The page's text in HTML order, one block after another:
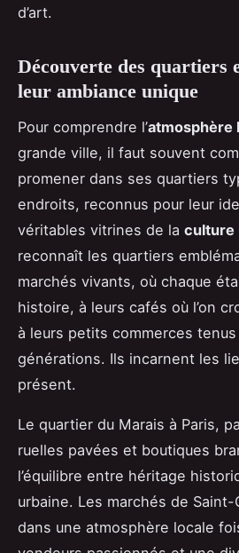
d’art.
Découverte des quartiers
leur ambiance unique
Pour comprendre l’atmosphère
grande ville, il faut souvent
promener dans ses quartiers
endroits, reconnus pour leur
véritables vitrines de la culture
reconnaît les quartiers
marchés vivants, où chaque
histoire, à leurs cafés où l’on
à leurs petits commerces
générations. Ils incarnent les
présent.
Le quartier du Marais à Paris,
ruelles pavées et boutiques
l’équilibre entre héritage
urbaine. Les marchés de
dans une atmosphère locale